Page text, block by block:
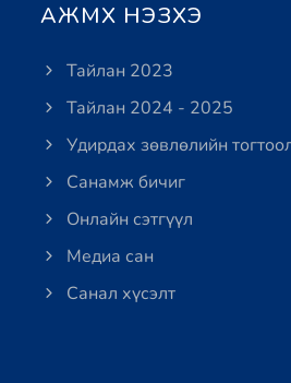
АЖМХ НЭЗХЭ
Тайлан 2023
Тайлан 2024 - 2025
Удирдах зөвлөлийн
Санамж бичиг
Онлайн сэтгүүл
Медиа сан
Санал хүсэлт